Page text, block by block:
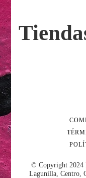
© Copyright 2024
Lagunilla, Centro,